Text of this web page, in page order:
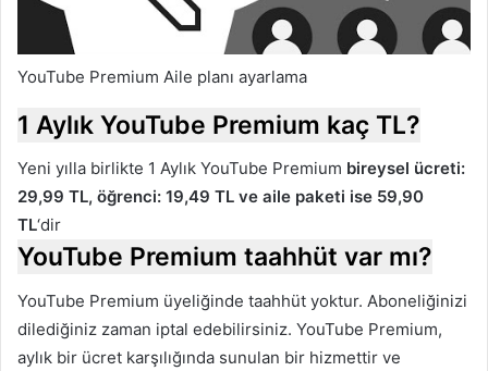
YouTube Premium Aile planı ayarlama
1 Aylık YouTube Premium kaç TL?
Yeni yılla birlikte 1 Aylık YouTube Premium bireysel ücreti:
29,99 TL, öğrenci: 19,49 TL ve aile paketi ise 59,90
TL‘dir
YouTube Premium taahhüt var mı?
YouTube Premium üyeliğinde taahhüt yoktur. Aboneliğinizi
dilediğiniz zaman iptal edebilirsiniz. YouTube Premium,
aylık bir ücret karşılığında sunulan bir hizmettir ve